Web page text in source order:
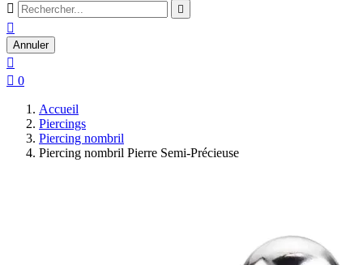
 

Annuler

 0
Accueil
Piercings
Piercing nombril
Piercing nombril Pierre Semi-Précieuse